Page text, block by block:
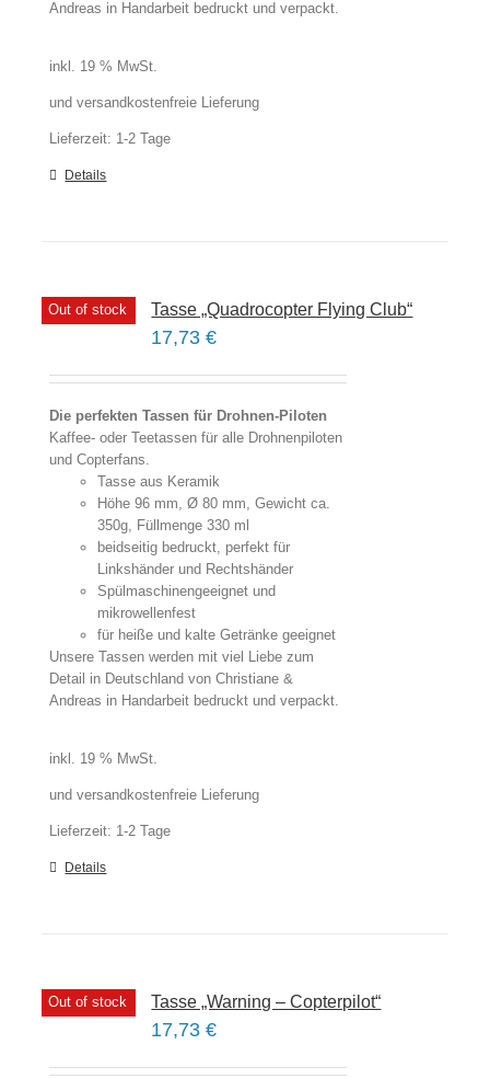
Andreas in Handarbeit bedruckt und verpackt.
inkl. 19 % MwSt.
und versandkostenfreie Lieferung
Lieferzeit: 1-2 Tage
Details
Out of stock Tasse „Quadrocopter Flying Club“
17,73€
Die perfekten Tassen für Drohnen-Piloten
Kaffee- oder Teetassen für alle Drohnenpiloten
und Copterfans.
Tasse aus Keramik
Höhe 96 mm, Ø 80 mm, Gewicht ca.
350g, Füllmenge 330 ml
beidseitig bedruckt, perfekt für
Linkshänder und Rechtshänder
Spülmaschinengeeignet und
mikrowellenfest
für heiße und kalte Getränke geeignet
Unsere Tassen werden mit viel Liebe zum
Detail in Deutschland von Christiane &
Andreas in Handarbeit bedruckt und verpackt.
inkl. 19 % MwSt.
und versandkostenfreie Lieferung
Lieferzeit: 1-2 Tage
Details
Out of stock Tasse „Warning – Copterpilot“
17,73€